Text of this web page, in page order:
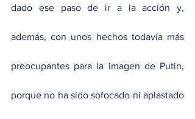
dado ese paso de ir a la acción y,
además, con unos hechos todavía más
preocupantes para la imagen de Putin,
porque no ha sido sofocado ni aplastado